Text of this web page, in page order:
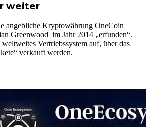
weiter
angebliche Kryptowährung OneCoin
Greenwood im Jahr 2014 „erfunden“.
Vertriebssystem auf, über das
verkauft werden.